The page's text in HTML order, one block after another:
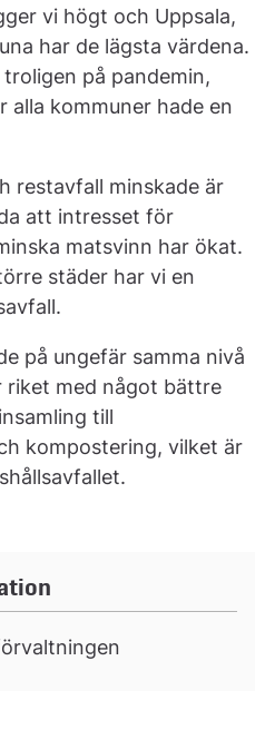
vi högt och Uppsala,
har de lägsta värdena.
på pandemin,
kommuner hade en
restavfall minskade är
att intresset för
matsvinn har ökat.
städer har vi en
på ungefär samma nivå
med något bättre
till
kompostering, vilket är